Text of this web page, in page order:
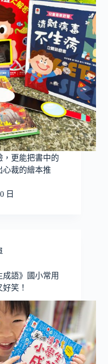
，更能把書中的
心裁的繪本推
日
成語》國小常用
笑！